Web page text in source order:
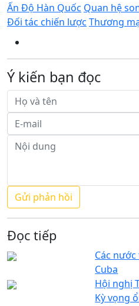
Ấn Độ Hàn Quốc Quan hệ
Đối tác chiến lược Thương
Ý kiến bạn đọc
Đọc tiếp
Các
Cuba
Hội nghị
Kỳ vọng